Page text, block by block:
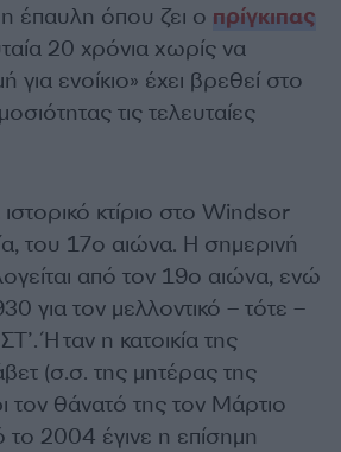
έπαυλη όπου ζει ο πρίγκιπας
20 χρόνια χωρίς να
ενοίκιο» έχει βρεθεί στο
τις τελευταίες
ιστορικό κτίριο στο Windsor
του 17ο αιώνα. Η σημερινή
από τον 19ο αιώνα, ενώ
για τον μελλοντικό – τότε –
Ήταν η κατοικία της
(σ.σ. της μητέρας της
τον θάνατό της τον Μάρτιο
2004 έγινε η επίσημη